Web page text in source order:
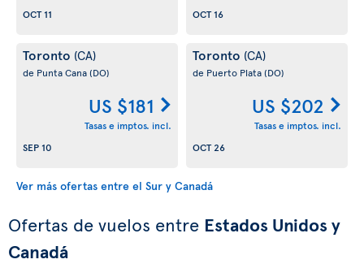
OCT 11
OCT 16
Toronto (CA)
de Punta Cana(DO)
US $181
Tasas e imptos. incl.
SEP 10
Toronto (CA)
de Puerto Plata(DO)
US $202
Tasas e imptos. incl.
OCT 26
Ver más ofertas entre el Sur y Canadá
Ofertas de vuelos entre Estados Unidos y
Canadá